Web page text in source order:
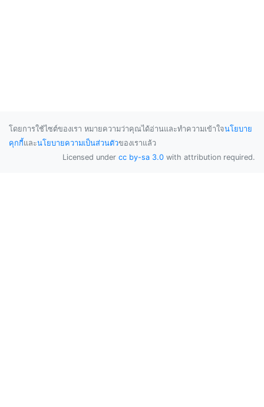
โดยการใช้ไซต์ของเรา หมายความว่าคุณได้อ่านและทำความเข้าใจนโยบาย
คุกกี้และนโยบายความเป็นส่วนตัวของเราแล้ว
Licensed under cc by-sa 3.0 with attribution required.